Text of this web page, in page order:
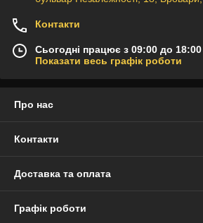
Контакти
Сьогодні працює з 09:00 до 18:00
Показати весь графік роботи
Про нас
Контакти
Доставка та оплата
Графік роботи